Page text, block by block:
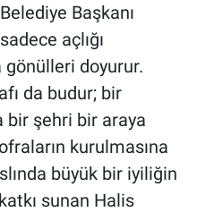
Başkanı
açlığı
gönülleri doyurur.
da budur; bir
bir şehri bir araya
kurulmasına
büyük bir iyiliğin
sunan Halis